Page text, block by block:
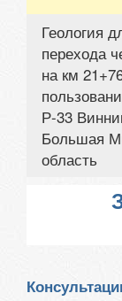
Геология
перехода
на км
Р-33
Большая
область